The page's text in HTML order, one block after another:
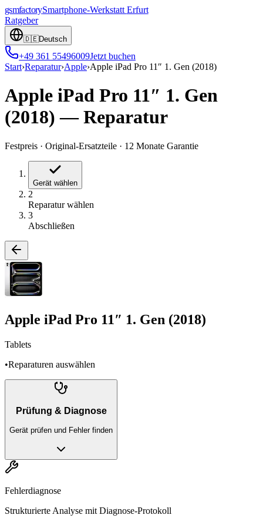
gsmfactorySmartphone-Werkstatt Erfurt
Ratgeber
🇩🇪Deutsch
+49 361 55496009Jetzt buchen
Start›Reparatur›Apple›Apple iPad Pro 11″ 1. Gen (2018)
Apple iPad Pro 11″ 1. Gen
(2018) —Reparatur
Festpreis · Original-Ersatzteile · 12 Monate Garantie
Gerät wählen
2
Reparatur wählen
3
Abschließen
Apple iPad Pro 11″ 1. Gen (2018)
Tablets
•Reparaturen auswählen
Prüfung & Diagnose
Gerät prüfen und Fehler finden
Fehlerdiagnose
Strukturierte Analyse mit Diagnose-Protokoll